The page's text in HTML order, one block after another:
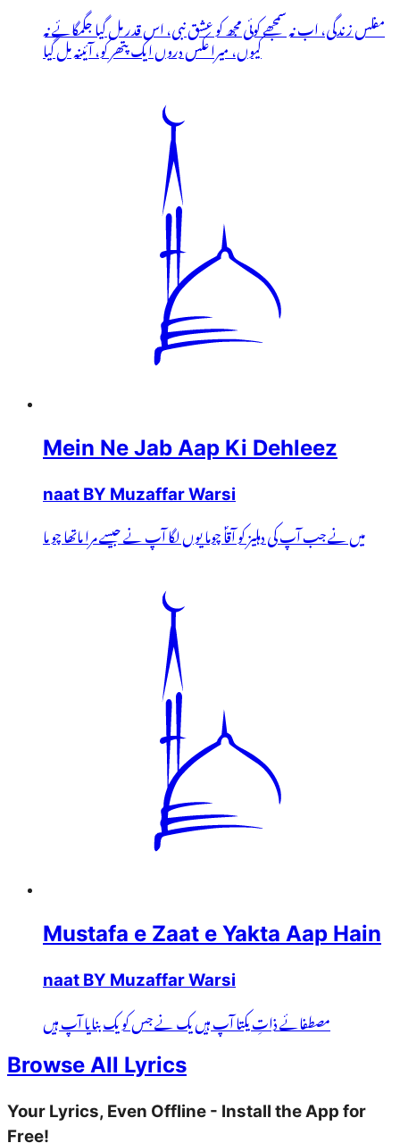
مفلس زندگی، اب نہ سمجھے کوئی مجھ کو عشق نبی، اس قدر مل گیا جگمگائے نہ
کیوں، میرا عکس دروں ایک پتھر کو، آئینہ مل گیا
Mein Ne Jab Aap Ki Dehleez
naat BY Muzaffar Warsi
میں نے جب آپ کی دہلیز کو آقاؐ چوما یوں لگا آپ نے جیسے مرا ماتھا چو ما
Mustafa e Zaat e Yakta Aap Hain
naat BY Muzaffar Warsi
مصطفائے ذاتِ یکتا آپ ہیں یک نے جس کو یک بنایا آپ ہیں
Browse All Lyrics
Your Lyrics, Even Offline - Install the App for
Free!